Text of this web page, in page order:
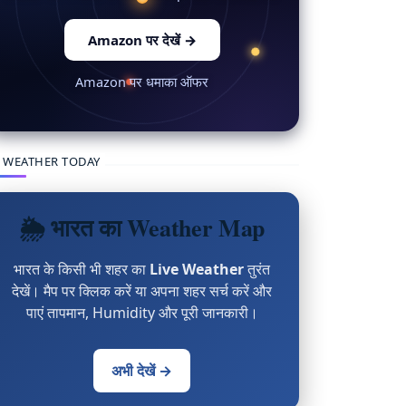
Amazon पर देखें →
Amazon पर धमाका ऑफर
TODAY
🌦 भारत का Weather Map
भारत के किसी भी शहर का Live Weatherतुरंत
देखें। मैप पर क्लिक करें या अपना शहर सर्च करें और
पाएं तापमान, Humidity और पूरी जानकारी।
अभी देखें →